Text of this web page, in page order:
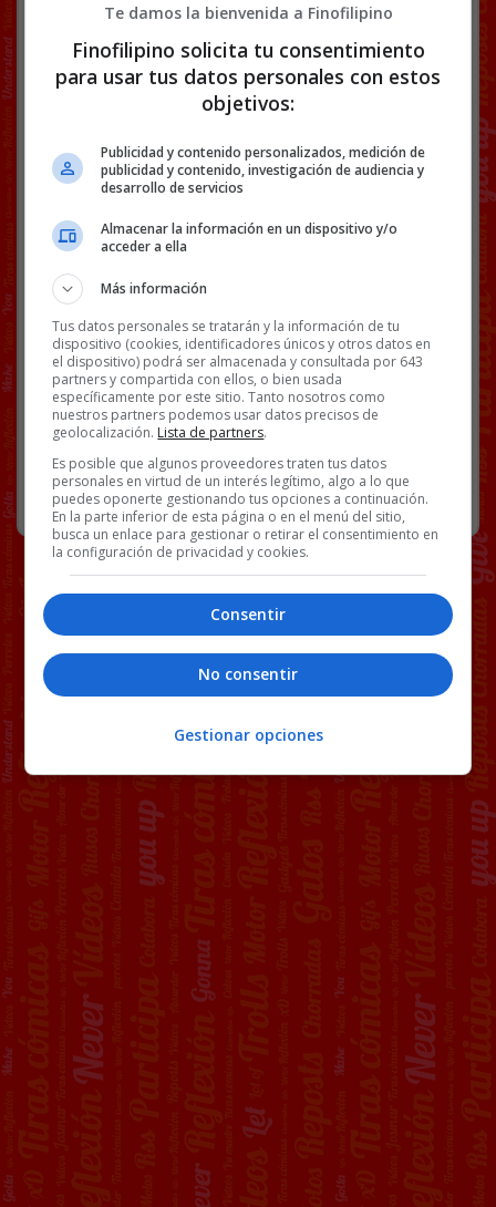
Enviado porMovil1.
Facebook
Twitter
WhatsApp
Gmail
Link
BANNERS MEMES PERROS SUMAR
138 COMENTARIOS
RANDOM 3 JUNIO, 2024
Te damos la bienvenida a Finofilipino
Finofilipino solicita tu consentimiento
para usar tus datos personales con estos
objetivos:
Publicidad y contenido personalizados, medición de
publicidad y contenido, investigación de audiencia y
desarrollo de servicios
Almacenar la información en un dispositivo y/o
acceder a ella
Más información
Tus datos personales se tratarán y la información de tu
dispositivo (cookies, identificadores únicos y otros datos en
el dispositivo) podrá ser almacenada y consultada por 643
partners y compartida con ellos, o bien usada
específicamente por este sitio. Tanto nosotros como
nuestros partners podemos usar datos precisos de
geolocalización. Lista de partners.
Es posible que algunos proveedores traten tus datos
personales en virtud de un interés legítimo, algo a lo que
puedes oponerte gestionando tus opciones a continuación.
En la parte inferior de esta página o en el menú del sitio,
busca un enlace para gestionar o retirar el consentimiento en
la configuración de privacidad y cookies.
Consentir
No consentir
Gestionar opciones